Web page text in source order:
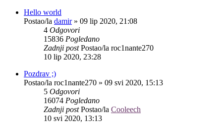
Hello world
Postao/la damir» 09 lip 2020, 21:08
4 Odgovori
15836 Pogledano
Zadnji postPostao/la roc1nante270
10 lip 2020, 23:28
Pozdrav ;)
Postao/la roc1nante270 » 09 svi 2020, 15:13
5 Odgovori
16074 Pogledano
Zadnji postPostao/la Cooleech
10 svi 2020, 13:13